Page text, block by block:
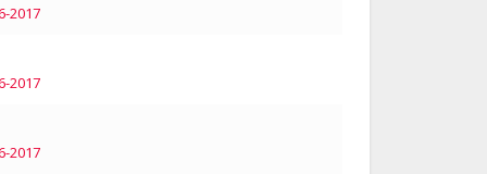
2017
2017
2017